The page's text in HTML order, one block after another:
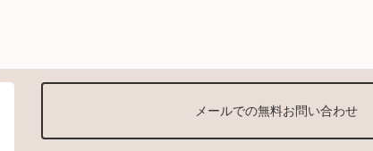
メールでの無料お問い合わせ